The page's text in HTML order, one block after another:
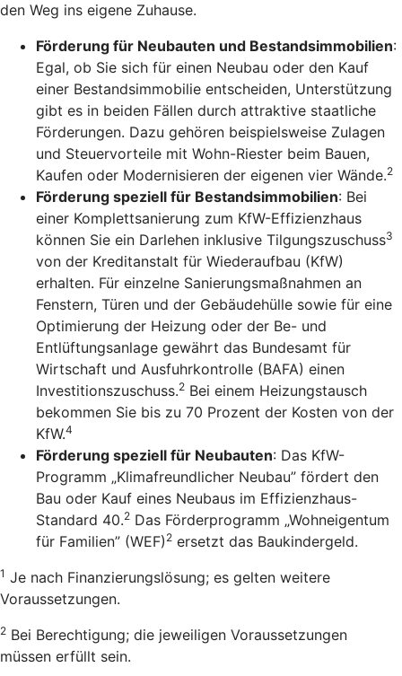
den Weg ins eigene Zuhause.
Förderung für Neubauten und Bestandsimmobilien:
Egal, ob Sie sich für einen Neubau oder den Kauf
einer Bestandsimmobilie entscheiden, Unterstützung
gibt es in beiden Fällen durch attraktive staatliche
Förderungen. Dazu gehören beispielsweise Zulagen
und Steuervorteile mit Wohn-Riester beim Bauen,
Kaufen oder Modernisieren der eigenen vier Wände.2
Förderung speziell für Bestandsimmobilien: Bei
einer Komplettsanierung zum KfW-Effizienzhaus
können Sie ein Darlehen inklusive Tilgungszuschuss3
von der Kreditanstalt für Wiederaufbau (KfW)
erhalten. Für einzelne Sanierungsmaßnahmen an
Fenstern, Türen und der Gebäudehülle sowie für eine
Optimierung der Heizung oder der Be- und
Entlüftungsanlage gewährt das Bundesamt für
Wirtschaft und Ausfuhrkontrolle (BAFA) einen
Investitionszuschuss.2 Bei einem Heizungstausch
bekommen Sie bis zu 70 Prozent der Kosten von der
KfW.4
Förderung speziell für Neubauten: Das KfW-
Programm „Klimafreundlicher Neubau” fördert den
Bau oder Kauf eines Neubaus im Effizienzhaus-
Standard 40.2 Das Förderprogramm „Wohneigentum
für Familien” (WEF) 2 ersetzt das Baukindergeld.
1 Je nach Finanzierungslösung; es gelten weitere
Voraussetzungen.
2 Bei Berechtigung; die jeweiligen Voraussetzungen
müssen erfüllt sein.